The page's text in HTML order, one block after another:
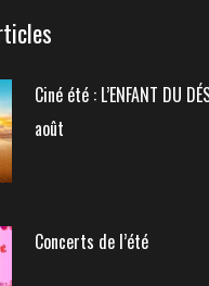
Ciné été : L’ENFANT DU
août
Concerts de l’été